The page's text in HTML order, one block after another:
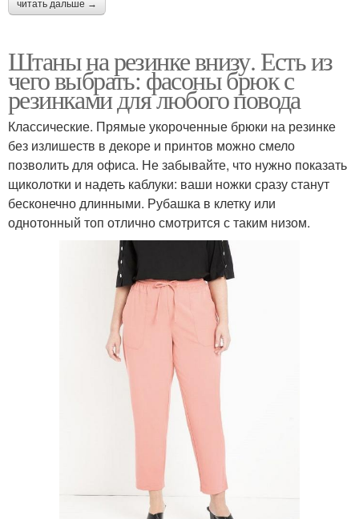
читать дальше →
Штаны на резинке внизу. Есть из
чего выбрать: фасоны брюк с
резинками для любого повода
Классические. Прямые укороченные брюки на резинке
без излишеств в декоре и принтов можно смело
позволить для офиса. Не забывайте, что нужно показать
щиколотки и надеть каблуки: ваши ножки сразу станут
бесконечно длинными. Рубашка в клетку или
однотонный топ отлично смотрится с таким низом.